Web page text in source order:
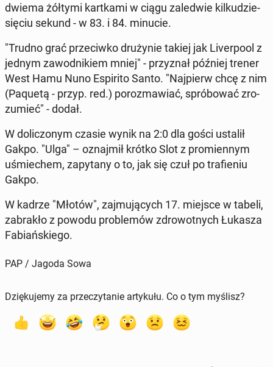
dwiema żółtymi kart­ka­mi w ciągu za­le­d­wie kil­ku­dzie­
się­ciu sekund - w 83. i 84. minucie.
"Trudno grać prze­ciw­ko dru­ży­nie takiej jak Li­ver­po­ol z
jednym za­wod­ni­kiem mniej" - przy­znał później trener
West Hamu Nuno Espi­ri­to Santo. "Naj­pierw chcę z nim
(Paquetą - przyp. red.) po­roz­ma­wiać, spró­bo­wać zro­
zu­mieć" - dodał.
W do­li­czo­nym czasie wynik na 2:0 dla gości ustalił
Gakpo. "Ulga" – oznaj­mił krótko Slot z pro­mien­nym
uśmie­chem, za­py­ta­ny o to, jak się czuł po tra­fie­niu
Gakpo.
W kadrze "Młotów", zaj­mu­ją­cych 17. miejsce w tabeli,
za­bra­kło z powodu pro­ble­mów zdro­wot­nych Łukasza
Fa­biań­skie­go.
PAP / Jagoda Sowa
Dziękujemy za przeczytanie artykułu. Co o tym myślisz?